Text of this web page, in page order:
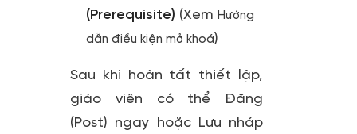
(Prerequisite) (Xem Hướng
dẫn điều kiện mở khoá)
Sau khi hoàn tất thiết lập,
giáo viên có thể Đăng
(Post) ngay hoặc Lưu nháp